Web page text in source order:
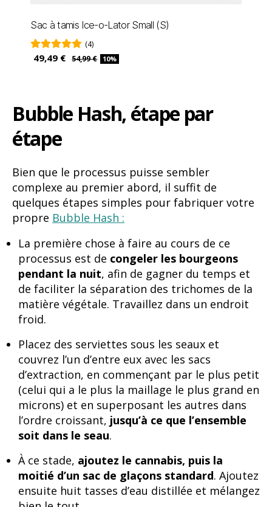
Sac à tamis Ice-o-Lator Small (S)
(4)
49,49 € 54,99 € 10%
Bubble Hash, étape par
étape
Bien que le processus puisse sembler
complexe au premier abord, il suffit de
quelques étapes simples pour fabriquer votre
propre Bubble Hash :
La première chose à faire au cours de ce
processus est de congeler les bourgeons
pendant la nuit, afin de gagner du temps et
de faciliter la séparation des trichomes de la
matière végétale. Travaillez dans un endroit
froid.
Placez des serviettes sous les seaux et
couvrez l’un d’entre eux avec les sacs
d’extraction, en commençant par le plus petit
(celui qui a le plus la maillage le plus grand en
microns) et en superposant les autres dans
l’ordre croissant, jusqu’à ce que l’ensemble
soit dans le seau.
À ce stade, ajoutez le cannabis, puis la
moitié d’un sac de glaçons standard. Ajoutez
ensuite huit tasses d’eau distillée et mélangez